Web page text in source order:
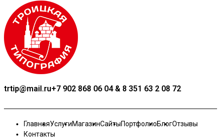
trtip@mail.ru+7 902 868 06 04 & 8 351 63 2 08 72
ГлавнаяУслугиМагазинСайтыПортфолиоБлогОтзывы
Контакты